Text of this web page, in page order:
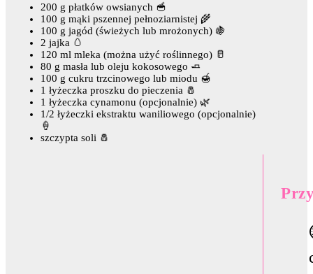
200 g płatków owsianych 🥣
100 g mąki pszennej pełnoziarnistej 🌾
100 g jagód (świeżych lub mrożonych) 🍇
2 jajka 🥚
120 ml mleka (można użyć roślinnego) 🥛
80 g masła lub oleju kokosowego 🧈
100 g cukru trzcinowego lub miodu 🍯
1 łyżeczka proszku do pieczenia 🧂
1 łyżeczka cynamonu (opcjonalnie) 🌿
1/2 łyżeczki ekstraktu waniliowego (opcjonalnie)
🍦
szczypta soli 🧂